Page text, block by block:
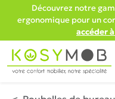
Découvrez notre
ergonomique pour un
accéder